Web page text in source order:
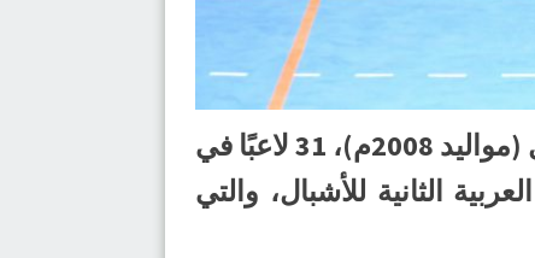
اختار الهولندي “إدوين كيبر” مدرب المنتخب السعودي لكرة اليد لدرجة الأشبال (مواليد 2008م)، 31 لاعبًا في
الثانية للأشبال، والتي